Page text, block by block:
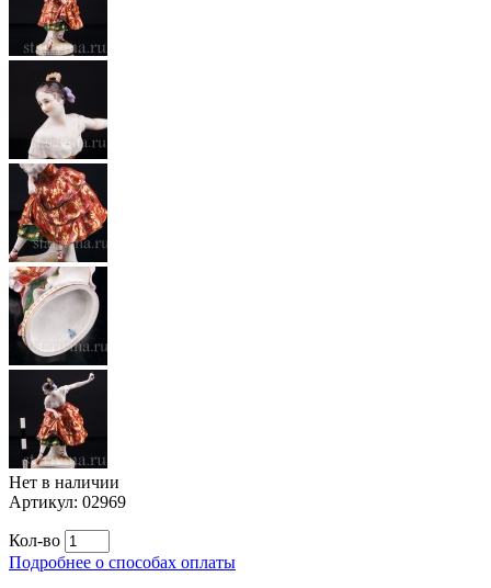
Нет в наличии
Артикул: 02969
Кол-во
Подробнее о способах оплаты